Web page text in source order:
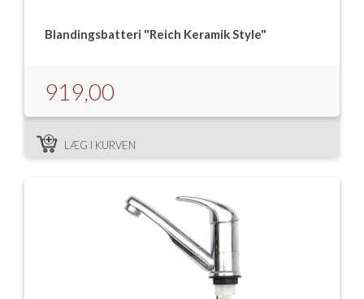
Blandingsbatteri "Reich Keramik Style"
919,00
LÆG I KURVEN